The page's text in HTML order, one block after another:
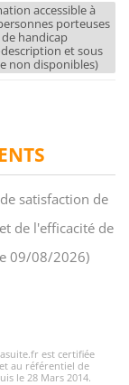
satisfaction de
de l'efficacité de
09/08/2026)
est certifiée
au référentiel de
le 28 Mars 2014.
accessible à
porteuses
de handicap
et sous
non disponibles)